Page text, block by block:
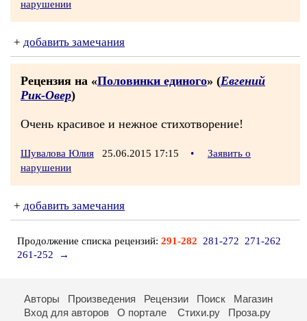
нарушении
+ добавить замечания
Рецензия на «Половинки единого» (Евгений
Рик-Овер)
Очень красивое и нежное стихотворение!
Шувалова Юлия 25.06.2015 17:15 •
Заявить о
нарушении
+ добавить замечания
Продолжение списка рецензий: 291-282 281-272
271-262
261-252
→
Авторы Произведения Рецензии Поиск
Магазин
Вход для авторов
О портале Стихи.ру Проза.ру